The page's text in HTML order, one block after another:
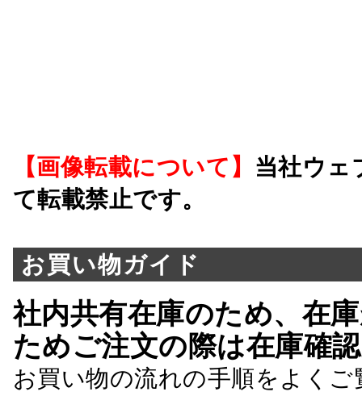
【画像転載について】 当社ウェ
て転載禁止です。
お買い物ガイド
社内共有在庫のため、在
ためご注文の際は在庫確
お買い物の流れの手順をよくご